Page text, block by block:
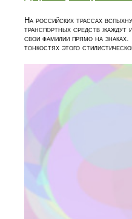
На российских трассах
транспортных средств жаждут
свои фамилии прямо на знаках.
тонкостях этого